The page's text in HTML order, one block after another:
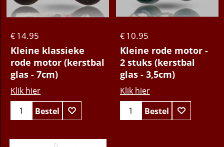
€14.95
Kleine klassieke
rode motor (kerstbal
glas - 7cm)
Klik hier
Bestel
€10.95
Kleine rode motor -
2 stuks (kerstbal
glas - 3,5cm)
Klik hier
Bestel